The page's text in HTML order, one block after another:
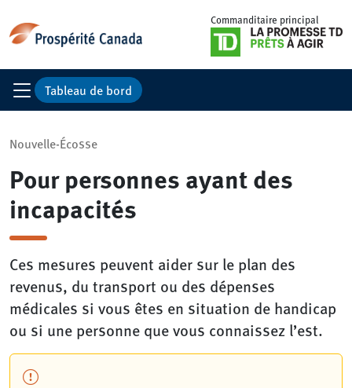
Commanditaire principal
Tableau de bord
Nouvelle-Écosse
Pour personnes ayant des
incapacités
Ces mesures peuvent aider sur le plan des
revenus, du transport ou des dépenses
médicales si vous êtes en situation de handicap
ou si une personne que vous connaissez l’est.